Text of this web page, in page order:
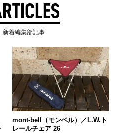
新着編集部記事
mont-bell（モンベル）／L.W.ト
レールチェア 26